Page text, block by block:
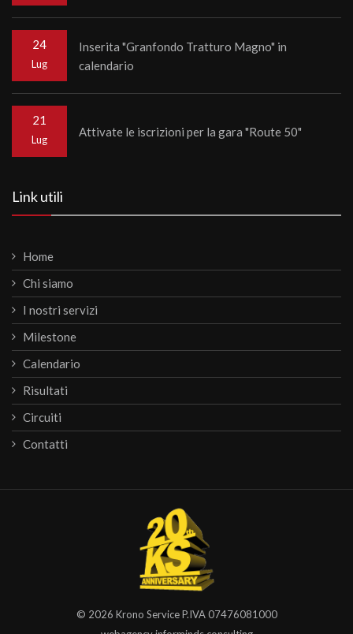
24
Lug
Inserita "Granfondo Tratturo Magno" in
calendario
21
Lug
Attivate le iscrizioni per la gara "Route 50"
Link utili
Home
Chi siamo
I nostri servizi
Milestone
Calendario
Risultati
Circuiti
Contatti
© 2026 Krono ServiceP.IVA 07476081000